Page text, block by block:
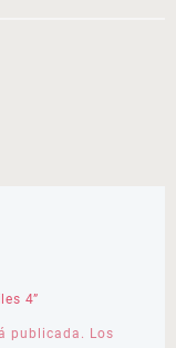
4”
publicada. Los